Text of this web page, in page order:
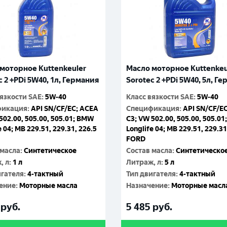
Kuttenkeuler
2 +PDi 5W40, 1л, Германия
SAE:5W-40
:API SN/CF/EC; ACEA
505.00, 505.01; BMW
MB 229.51, 229.31, 226.5
:Синтетическое
л: 1 л
:4-тактный
: Моторные масла
Масло моторное
Sorotec 2 +PDi 5W40, 5л,
Класс вязкости SAE:5W-40
Спецификация:API SN/CF/
C3; VW 502.00, 505.00,
Longlife 04; MB 229.51,
FORD
Состав масла:
Литраж, л:5 л
Тип двигателя:4-тактный
Назначение: Моторные
5 485 руб.